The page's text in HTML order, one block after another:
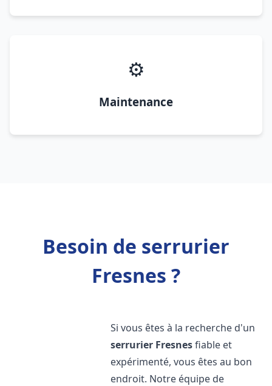
⚙️
Maintenance
Besoin de serrurier
Fresnes ?
Si vous êtes à la recherche d'un
serrurier Fresnesfiable et
expérimenté, vous êtes au bon
endroit. Notre équipe de